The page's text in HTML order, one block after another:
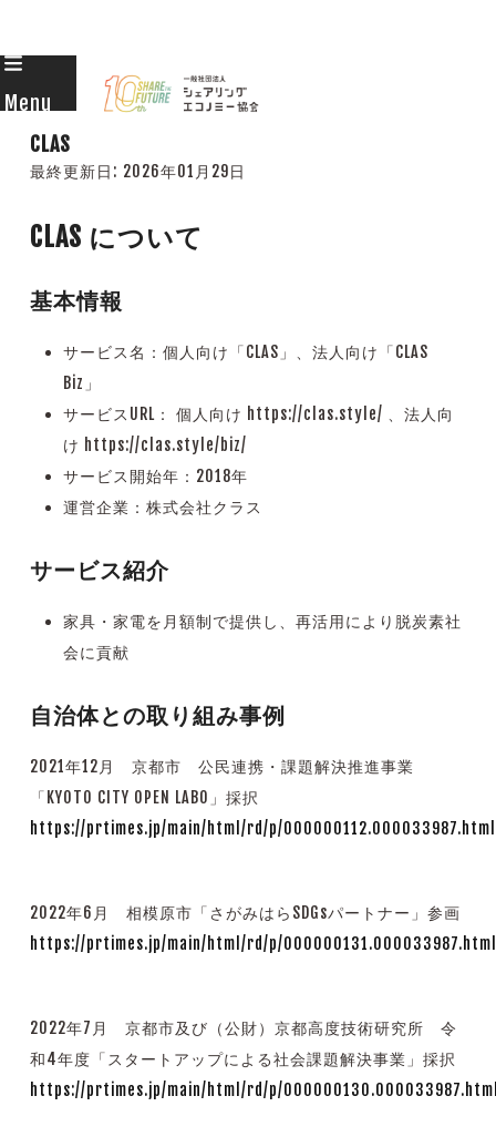
Skip
to
content
Menu
CLAS
最終更新日: 2026年01月29日
CLAS について
基本情報
サービス名：個人向け「CLAS」、法人向け「CLAS
Biz」
サービスURL： 個人向け https://clas.style/ 、法人向
け https://clas.style/biz/
サービス開始年：2018年
運営企業：株式会社クラス
サービス紹介
家具・家電を月額制で提供し、再活用により脱炭素社
会に貢献
自治体との取り組み事例
2021年12月 京都市 公民連携・課題解決推進事業
「KYOTO CITY OPEN LABO」採択
https://prtimes.jp/main/html/rd/p/000000112.000033987.html
2022年6月 相模原市「さがみはらSDGsパートナー」参画
https://prtimes.jp/main/html/rd/p/000000131.000033987.html
2022年7月 京都市及び（公財）京都高度技術研究所 令
和4年度「スタートアップによる社会課題解決事業」採択
https://prtimes.jp/main/html/rd/p/